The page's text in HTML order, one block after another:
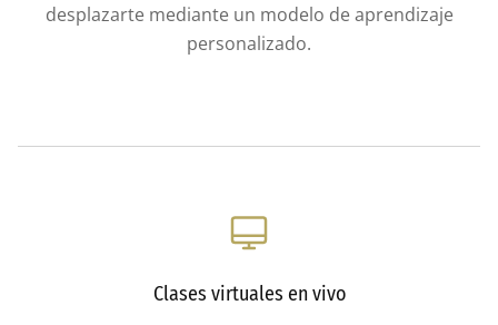
desplazarte mediante un modelo de aprendizaje
personalizado.
Clases virtuales en vivo